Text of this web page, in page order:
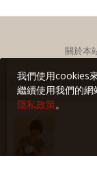
關於本
Copyright © 2018
我們使用cookies
繼續使用我們的
隱私政策。